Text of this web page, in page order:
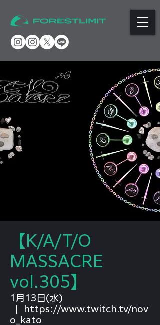
‪【K/A/T/O
MASSACRE
vol.305】‬
1月13日(水)
https://www.twitch.tv/nov
o_kato